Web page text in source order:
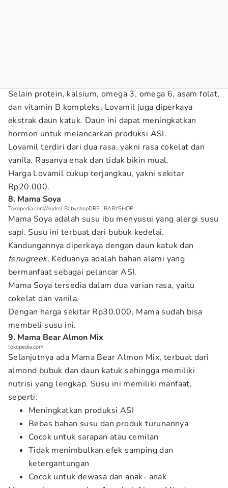
Selain protein, kalsium, omega 3, omega 6, asam folat,
dan vitamin B kompleks, Lovamil juga diperkaya
ekstrak daun katuk. Daun ini dapat meningkatkan
hormon untuk melancarkan produksi ASI.
Lovamil terdiri dari dua rasa, yakni rasa cokelat dan
vanila. Rasanya enak dan tidak bikin mual.
Harga Lovamil cukup terjangkau, yakni sekitar
Rp20.000.
8. Mama Soya
Tokopedia.com/Audrel BabyshopDREL BABYSHOP
Mama Soya adalah susu ibu menyusui yang alergi susu
sapi. Susu ini terbuat dari bubuk kedelai.
Kandungannya diperkaya dengan daun katuk dan
fenugreek. Keduanya adalah bahan alami yang
bermanfaat sebagai pelancar ASI.
Mama Soya tersedia dalam dua varian rasa, yaitu
cokelat dan vanila.
Dengan harga sekitar Rp30.000, Mama sudah bisa
membeli susu ini.
9. Mama Bear Almon Mix
tokopedia.com
Selanjutnya ada Mama Bear Almon Mix, terbuat dari
almond bubuk dan daun katuk sehingga memiliki
nutrisi yang lengkap. Susu ini memiliki manfaat,
seperti:
Meningkatkan produksi ASI
Bebas bahan susu dan produk turunannya
Cocok untuk sarapan atau cemilan
Tidak menimbulkan efek samping dan
ketergantungan
Cocok untuk dewasa dan anak- anak